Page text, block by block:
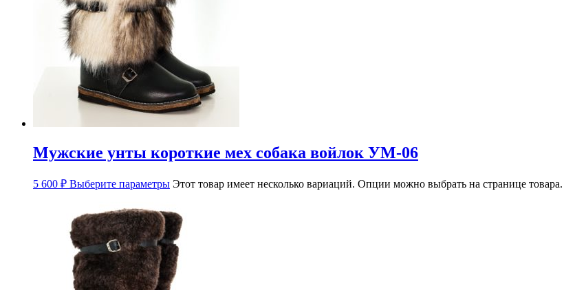
Мужские унты короткие мех собака войлок УМ-06
5 600 ₽ Выберите параметры Этот товар имеет несколько вариаций. Опции можно выбрать на странице товара.